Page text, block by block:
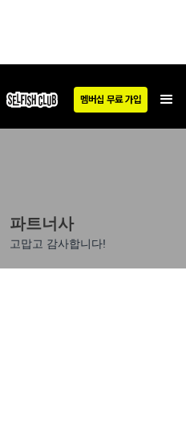
멤버십 무료 가입
파트너사
고맙고 감사합니다!